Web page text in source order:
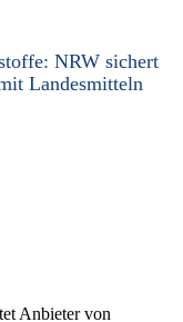
NRW sichert
Landesmitteln
Anbieter von